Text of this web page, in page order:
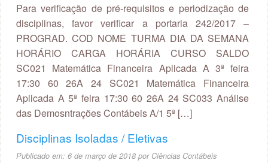
Para verificação de pré-requisitos e periodização de
disciplinas, favor verificar a portaria 242/2017 –
PROGRAD. COD NOME TURMA DIA DA SEMANA
HORÁRIO CARGA HORÁRIA CURSO SALDO
SC021 Matemática Financeira Aplicada A 3ª feira
17:30 60 26A 24 SC021 Matemática Financeira
Aplicada A 5ª feira 17:30 60 26A 24 SC033 Análise
das Demosntrações Contábeis A/1 5ª […]
Disciplinas Isoladas / Eletivas
Publicado em: 6 de março de 2018 porCiências Contábeis